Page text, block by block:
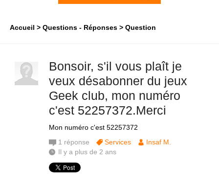
Accueil Questions - Réponses Question
Bonsoir, s'il vous plaît je
veux désabonner du jeux
Geek club, mon numéro
c'est 52257372.Merci
Mon numéro c'est 52257372
1 réponse Services
Insaf M.
Il y a plus de 2 ans